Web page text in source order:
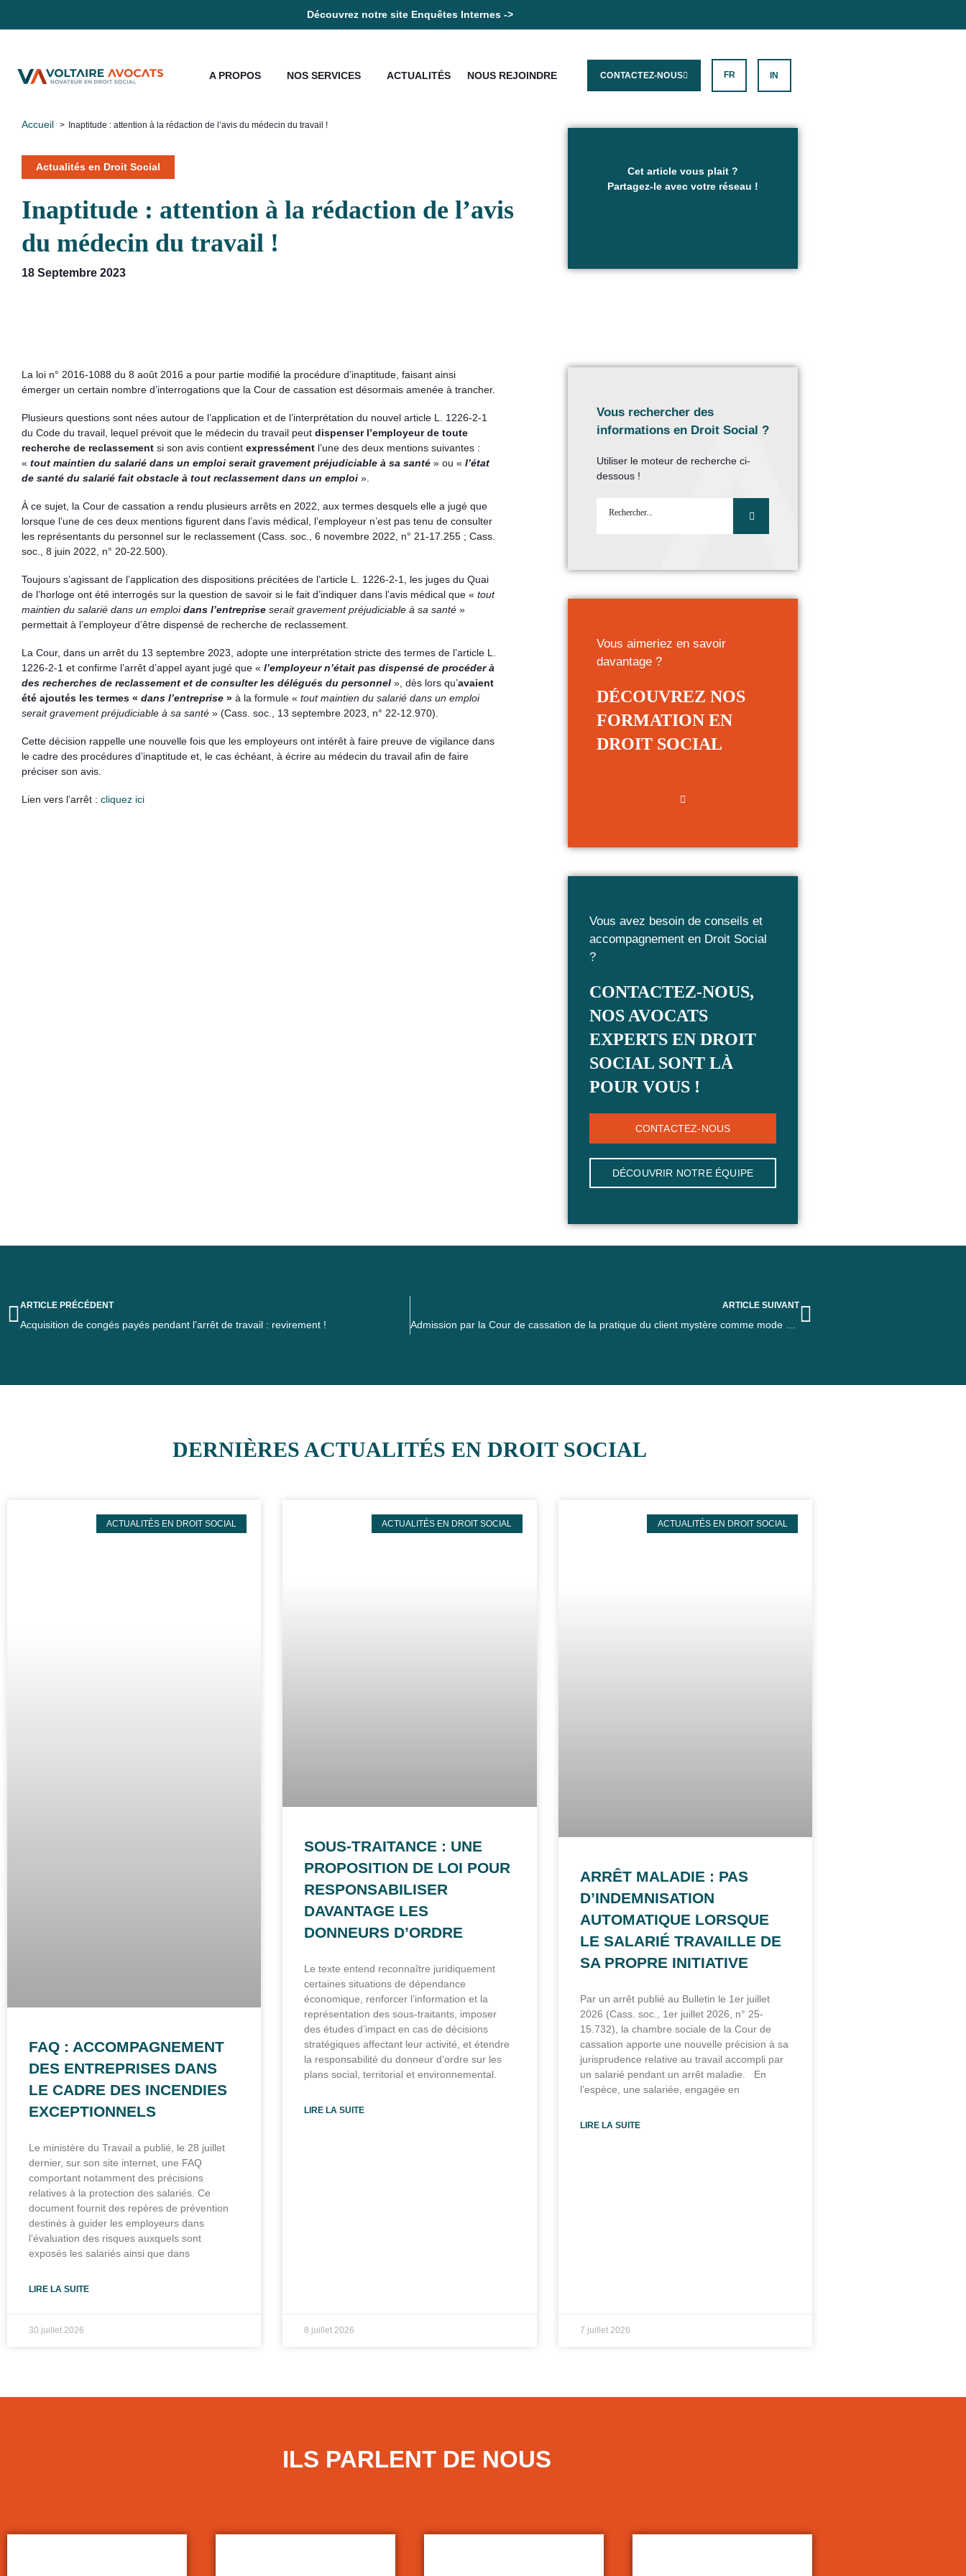
Découvrez notre site Enquêtes Internes ->
A PROPOS NOS SERVICES ACTUALITÉS NOUS REJOINDRE CONTACTEZ-NOUS FR IN
Accueil Inaptitude : attention à la rédaction de l’avis du médecin du travail !
Actualités en Droit Social
Inaptitude : attention à la rédaction de l’avis
du médecin du travail !
18 Septembre 2023
Cet article vous plait ?
Partagez-le avec votre réseau !
La loi n° 2016-1088 du 8 août 2016 a pour partie modifié la procédure d’inaptitude, faisant ainsi
émerger un certain nombre d’interrogations que la Cour de cassation est désormais amenée à trancher.
Plusieurs questions sont nées autour de l’application et de l’interprétation du nouvel article L. 1226-2-1
du Code du travail, lequel prévoit que le médecin du travail peut dispenser l’employeur de toute
recherche de reclassement si son avis contient expressément l’une des deux mentions suivantes :
« tout maintien du salarié dans un emploi serait gravement préjudiciable à sa santé » ou « l’état
de santé du salarié fait obstacle à tout reclassement dans un emploi ».
À ce sujet, la Cour de cassation a rendu plusieurs arrêts en 2022, aux termes desquels elle a jugé que
lorsque l’une de ces deux mentions figurent dans l’avis médical, l’employeur n’est pas tenu de consulter
les représentants du personnel sur le reclassement (Cass. soc., 6 novembre 2022, n° 21-17.255 ; Cass.
soc., 8 juin 2022, n° 20-22.500).
Toujours s’agissant de l’application des dispositions précitées de l’article L. 1226-2-1, les juges du Quai
de l’horloge ont été interrogés sur la question de savoir si le fait d’indiquer dans l’avis médical que « tout
maintien du salarié dans un emploidans l’entreprise serait gravement préjudiciable à sa santé »
permettait à l’employeur d’être dispensé de recherche de reclassement.
La Cour, dans un arrêt du 13 septembre 2023, adopte une interprétation stricte des termes de l’article L.
1226-2-1 et confirme l’arrêt d’appel ayant jugé que « l’employeur n’était pas dispensé de procéder à
des recherches de reclassement et de consulter les délégués du personnel », dès lors qu’avaient
été ajoutés les termes « dans l’entreprise » à la formule « tout maintien du salarié dans un emploi
serait gravement préjudiciable à sa santé » (Cass. soc., 13 septembre 2023, n° 22-12.970).
Cette décision rappelle une nouvelle fois que les employeurs ont intérêt à faire preuve de vigilance dans
le cadre des procédures d’inaptitude et, le cas échéant, à écrire au médecin du travail afin de faire
préciser son avis.
Lien vers l’arrêt : cliquez ici
Vous rechercher des
informations en Droit Social ?
Utiliser le moteur de recherche ci-
dessous !
Vous aimeriez en savoir
davantage ?
DÉCOUVREZ NOS
FORMATION EN
DROIT SOCIAL
Vous avez besoin de conseils et
accompagnement en Droit Social
?
CONTACTEZ-NOUS,
NOS AVOCATS
EXPERTS EN DROIT
SOCIAL SONT LÀ
POUR VOUS !
CONTACTEZ-NOUS
DÉCOUVRIR NOTRE ÉQUIPE
ARTICLE PRÉCÉDENT
Acquisition de congés payés pendant l’arrêt de travail : revirement !
ARTICLE SUIVANT
DERNIÈRES ACTUALITÉS EN DROIT SOCIAL
ACTUALITÉS EN DROIT SOCIAL
FAQ : ACCOMPAGNEMENT
DES ENTREPRISES DANS
LE CADRE DES INCENDIES
EXCEPTIONNELS
Le ministère du Travail a publié, le 28 juillet
dernier, sur son site internet, une FAQ
comportant notamment des précisions
relatives à la protection des salariés. Ce
document fournit des repères de prévention
destinés à guider les employeurs dans
l’évaluation des risques auxquels sont
exposés les salariés ainsi que dans
LIRE LA SUITE
30 juillet 2026
ACTUALITÉS EN DROIT SOCIAL
SOUS-TRAITANCE : UNE
PROPOSITION DE LOI POUR
RESPONSABILISER
DAVANTAGE LES
DONNEURS D’ORDRE
Le texte entend reconnaître juridiquement
certaines situations de dépendance
économique, renforcer l’information et la
représentation des sous-traitants, imposer
des études d’impact en cas de décisions
stratégiques affectant leur activité, et étendre
la responsabilité du donneur d’ordre sur les
plans social, territorial et environnemental.
LIRE LA SUITE
8 juillet 2026
ACTUALITÉS EN DROIT SOCIAL
ARRÊT MALADIE : PAS
D’INDEMNISATION
AUTOMATIQUE LORSQUE
LE SALARIÉ TRAVAILLE DE
SA PROPRE INITIATIVE
Par un arrêt publié au Bulletin le 1er juillet
2026 (Cass. soc., 1er juillet 2026, n° 25-
15.732), la chambre sociale de la Cour de
cassation apporte une nouvelle précision à sa
jurisprudence relative au travail accompli par
un salarié pendant un arrêt maladie. En
l’espèce, une salariée, engagée en
LIRE LA SUITE
7 juillet 2026
ILS PARLENT DE NOUS